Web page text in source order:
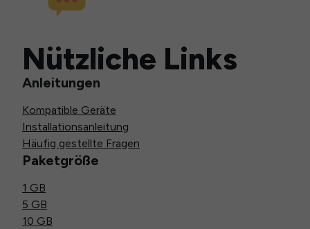
Nützliche Links
Anleitungen
Kompatible Geräte
Installationsanleitung
Häufig gestellte Fragen
Paketgröße
1 GB
5 GB
10 GB